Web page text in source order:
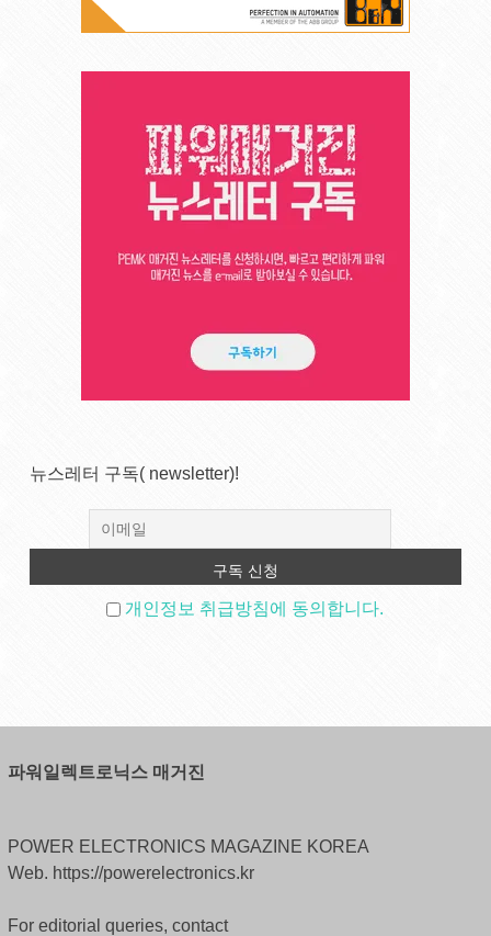
뉴스레터 구독( newsletter)!
개인정보 취급방침에 동의합니다.
파워일렉트로닉스 매거진
POWER ELECTRONICS MAGAZINE KOREA
Web. https://powerelectronics.kr
For editorial queries, contact